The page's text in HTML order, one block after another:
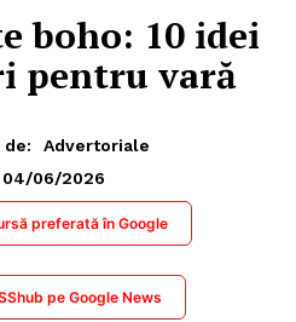
boho: 10 idei
pentru vară
Advertoriale
04/06/2026
preferată în Google
pe Google News